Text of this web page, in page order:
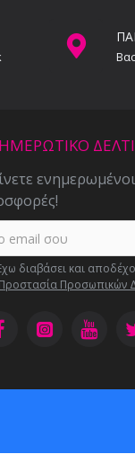
διαβάσει και
Προστασία Προσωπικών